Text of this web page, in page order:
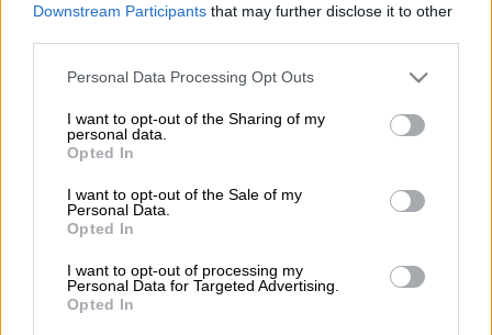
Downstream Participants that may further disclose it to other
Please note that this website/app uses one or more Google
not limited to your visit or usage behaviour. You may click to
grant or deny consent to Google and its third-party tags to
use your data for below specified purposes in below Google
consent section.
Personal Data Processing Opt Outs
I want to opt-out of the Sharing of my
personal data.
Opted In
I want to opt-out of the Sale of my
Personal Data.
Opted In
I want to opt-out of processing my
Personal Data for Targeted Advertising.
Opted In
Συνεχίζονται οιαιτήσειςστον γενικό
διαγωνισμό (βαθμός AD 6) που διοργανώνει
κατάρτιση πίνακα κατάλληλων
υποψηφίων
από τον οποίο μπορεί να προσλάβει
υπηκόουςτηςΚυπριακής Δημοκρατίας.
Πολιτική|31.12.2024 11:05